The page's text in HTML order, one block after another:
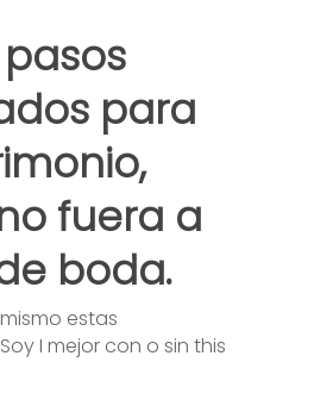
para
fuera a
boda.
estas
I mejor con o sin this